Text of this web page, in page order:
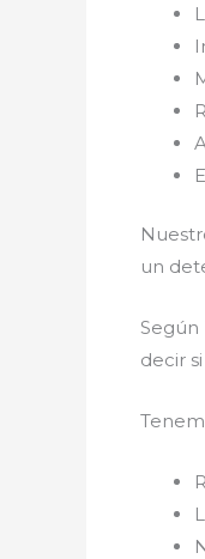
un
Según
decir